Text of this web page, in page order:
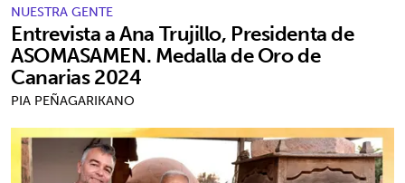
NUESTRA GENTE
Entrevista a Ana Trujillo, Presidenta de
ASOMASAMEN. Medalla de Oro de
Canarias 2024
PIA PEÑAGARIKANO